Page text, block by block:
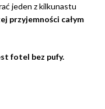
jeden z kilkunastu
przyjemności całym
fotel bez pufy.